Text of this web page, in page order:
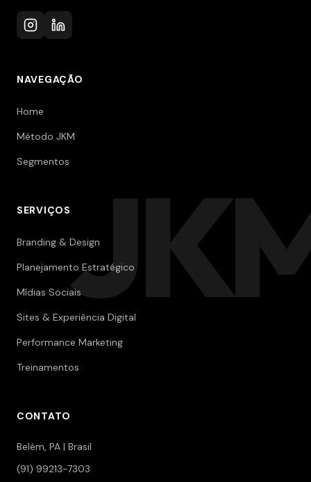
NAVEGAÇÃO
Home
Método JKM
Segmentos
SERVIÇOS
Branding & Design
Planejamento Estratégico
Mídias Sociais
Sites & Experiência Digital
Performance Marketing
Treinamentos
CONTATO
Belém, PA | Brasil
(91) 99213-7303